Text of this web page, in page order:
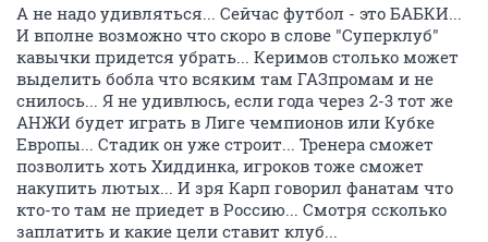
А не надо удивляться... Сейчас футбол - это БАБКИ...
И вполне возможно что скоро в слове "Суперклуб"
кавычки придется убрать... Керимов столько может
выделить бобла что всяким там ГАЗпромам и не
снилось... Я не удивлюсь, если года через 2-3 тот же
АНЖИ будет играть в Лиге чемпионов или Кубке
Европы... Стадик он уже строит... Тренера сможет
позволить хоть Хиддинка, игроков тоже сможет
накупить лютых... И зря Карп говорил фанатам что
кто-то там не приедет в Россию... Смотря ссколько
заплатить и какие цели ставит клуб...